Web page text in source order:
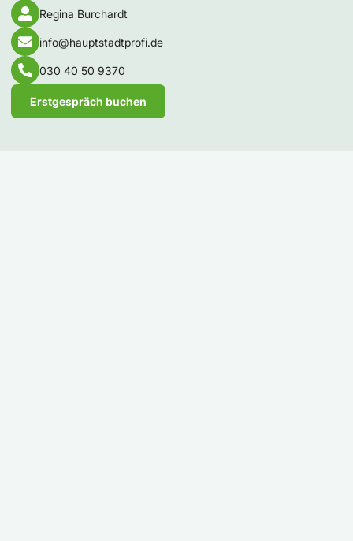
Regina Burchardt
info@hauptstadtprofi.de
030 40 50 9370
Erstgespräch buchen